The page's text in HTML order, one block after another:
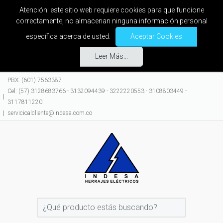
Atención: este sitio web requiere cookies para que funcione
correctamente, no almacenan ninguna información personal
específica acerca de usted.
Aceptar Cookies
Leer Más...
PBX: (601) 7563387
Cel: (57) 3128683766 - 3132094439 - 3222220553 - 3108803449 -
3117811220
servicioalcliente@indesa.com.co